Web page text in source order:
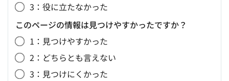
3：役に立たなかった
このページの情報は見つけやすかったですか？
1：見つけやすかった
2：どちらとも言えない
3：見つけにくかった